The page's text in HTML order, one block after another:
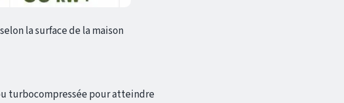
la surface de la maison
turbocompressée pour atteindre